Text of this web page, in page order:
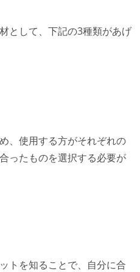
として、下記の3種類があげ
、使用する方がそれぞれの
ったものを選択する必要が
トを知ることで、自分に合